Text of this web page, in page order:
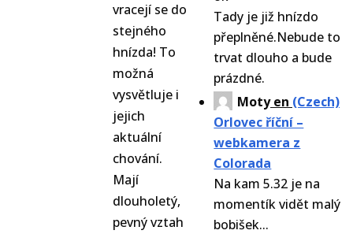
Tady je již hnízdo
přeplněné.Nebude to
trvat dlouho a bude
prázdné.
Motyen (Czech)
Orlovec říční –
webkamera z
Colorada
Na kam 5.32 je na
momentík vidět malý
bobišek...
vracejí se do
stejného
hnízda! To
možná
vysvětluje i
jejich
aktuální
chování.
Mají
dlouholetý,
pevný vztah